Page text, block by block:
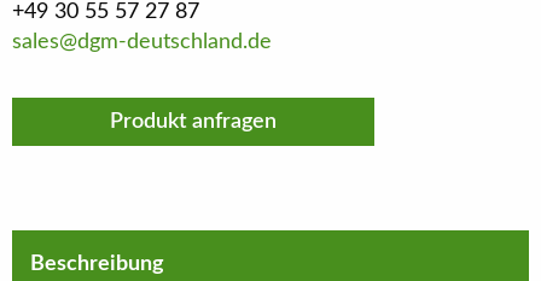
+49 30 55 57 27 87
sales@dgm-deutschland.de
Produkt anfragen
Beschreibung